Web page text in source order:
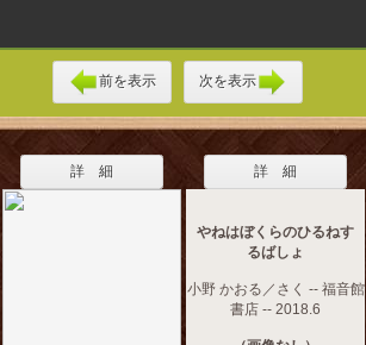
前を表示 次を表示
詳 細 詳 細
やねはぼくらのひるねす
るばしょ
小野 かおる／さく -- 福音館
書店 -- 2018.6